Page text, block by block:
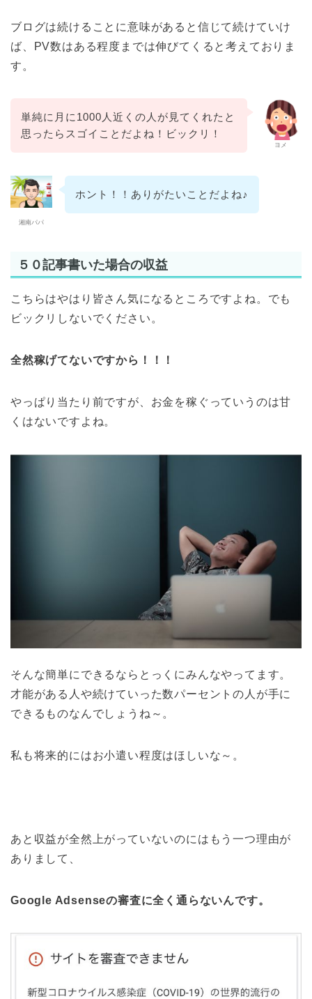
ブログは続けることに意味があると信じて続けていけ
ば、PV数はある程度までは伸びてくると考えておりま
す。
ヨメ
単純に月に1000人近くの人が見てくれたと
思ったらスゴイことだよね！ビックリ！
湘南パパ
ホント！！ありがたいことだよね♪
５０記事書いた場合の収益
こちらはやはり皆さん気になるところですよね。でも
ビックリしないでください。
全然稼げてないですから！！！
やっぱり当たり前ですが、お金を稼ぐっていうのは甘
くはないですよね。
そんな簡単にできるならとっくにみんなやってます。
才能がある人や続けていった数パーセントの人が手に
できるものなんでしょうね～。
私も将来的にはお小遣い程度はほしいな～。
あと収益が全然上がっていないのにはもう一つ理由が
ありまして、
Google Adsenseの審査に全く通らないんです。